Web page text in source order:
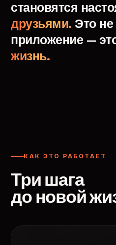
становятся
друзьями. Это не
приложение —
жизнь.
КАК ЭТО РАБОТАЕТ
Три шага
до новой